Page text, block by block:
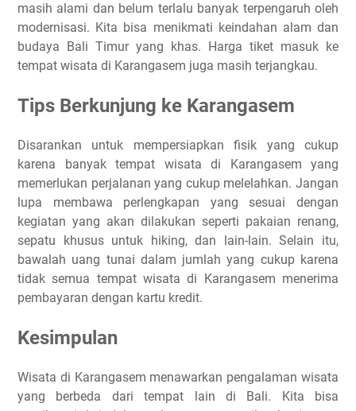
masih alami dan belum terlalu banyak terpengaruh oleh
modernisasi. Kita bisa menikmati keindahan alam dan
budaya Bali Timur yang khas. Harga tiket masuk ke
tempat wisata di Karangasem juga masih terjangkau.
Tips Berkunjung ke Karangasem
Disarankan untuk mempersiapkan fisik yang cukup
karena banyak tempat wisata di Karangasem yang
memerlukan perjalanan yang cukup melelahkan. Jangan
lupa membawa perlengkapan yang sesuai dengan
kegiatan yang akan dilakukan seperti pakaian renang,
sepatu khusus untuk hiking, dan lain-lain. Selain itu,
bawalah uang tunai dalam jumlah yang cukup karena
tidak semua tempat wisata di Karangasem menerima
pembayaran dengan kartu kredit.
Kesimpulan
Wisata di Karangasem menawarkan pengalaman wisata
yang berbeda dari tempat lain di Bali. Kita bisa